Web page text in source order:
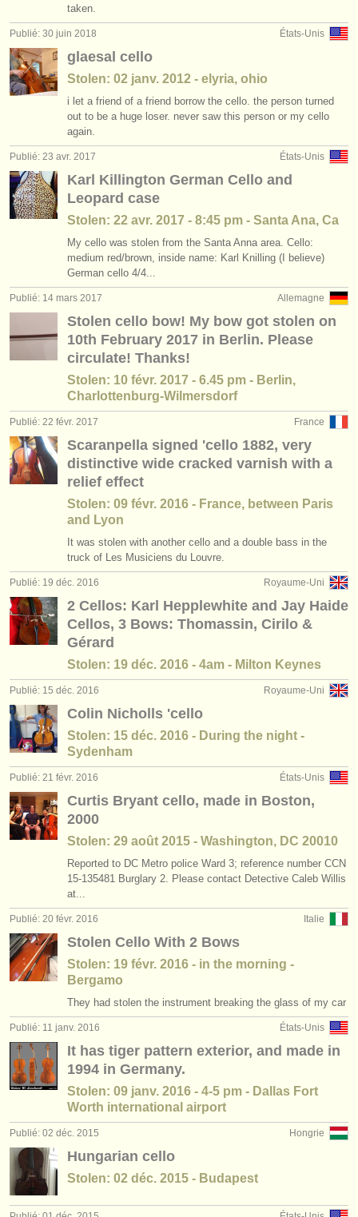
taken.
États-Unis
Publié: 30 juin 2018
glaesal cello
Stolen: 02 janv. 2012 - elyria, ohio
i let a friend of a friend borrow the cello. the person turned
out to be a huge loser. never saw this person or my cello
again.
États-Unis
Publié: 23 avr. 2017
Karl Killington German Cello and
Leopard case
Stolen: 22 avr. 2017 - 8:45 pm - Santa Ana, Ca
My cello was stolen from the Santa Anna area. Cello:
medium red/brown, inside name: Karl Knilling (I believe)
German cello 4/4...
Allemagne
Publié: 14 mars 2017
Stolen cello bow! My bow got stolen on
10th February 2017 in Berlin. Please
circulate! Thanks!
Stolen: 10 févr. 2017 - 6.45 pm - Berlin,
Charlottenburg-Wilmersdorf
France
Publié: 22 févr. 2017
Scaranpella signed 'cello 1882, very
distinctive wide cracked varnish with a
relief effect
Stolen: 09 févr. 2016 - France, between Paris
and Lyon
It was stolen with another cello and a double bass in the
truck of Les Musiciens du Louvre.
Royaume-Uni
Publié: 19 déc. 2016
2 Cellos: Karl Hepplewhite and Jay Haide
Cellos, 3 Bows: Thomassin, Cirilo &
Gérard
Stolen: 19 déc. 2016 - 4am - Milton Keynes
Royaume-Uni
Publié: 15 déc. 2016
Colin Nicholls 'cello
Stolen: 15 déc. 2016 - During the night -
Sydenham
États-Unis
Publié: 21 févr. 2016
Curtis Bryant cello, made in Boston,
2000
Stolen: 29 août 2015 - Washington, DC 20010
Reported to DC Metro police Ward 3; reference number CCN
15-135481 Burglary 2. Please contact Detective Caleb Willis
at...
Italie
Publié: 20 févr. 2016
Stolen Cello With 2 Bows
Stolen: 19 févr. 2016 - in the morning -
Bergamo
They had stolen the instrument breaking the glass of my car
États-Unis
Publié: 11 janv. 2016
It has tiger pattern exterior, and made in
1994 in Germany.
Stolen: 09 janv. 2016 - 4-5 pm - Dallas Fort
Worth international airport
Hongrie
Publié: 02 déc. 2015
Hungarian cello
Stolen: 02 déc. 2015 - Budapest